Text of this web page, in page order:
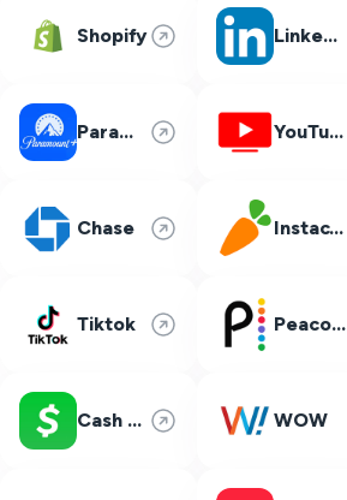
Shopify LinkedIn
Paramount Plus YouTube TV
Chase Instacart
Tiktok Peacock
Cash App WOW